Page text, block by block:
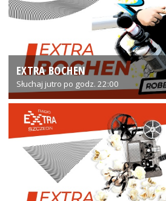
EXTRA BOCHEN
Słuchaj jutro po godz. 22:00